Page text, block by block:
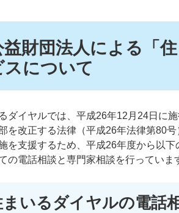
益財団法人による「
スについて
ダイヤルでは、平成26年12月24日に
を改正する法律（平成26年法律第80
を支援するため、平成26年度から以
の電話相談と専門家相談を行っていま
いるダイヤルの電話